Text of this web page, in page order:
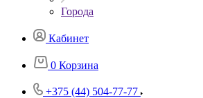
Города
Кабинет
0 Корзина
+375 (44) 504-77-77